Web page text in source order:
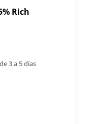
Rich
3 a 5 días